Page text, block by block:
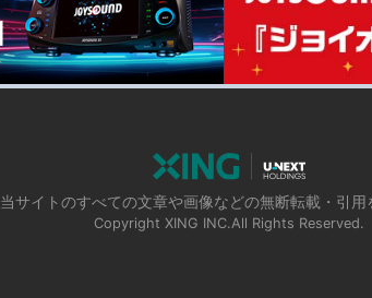
当サイトのすべての文章や画像などの無断転載・引用
Copyright XING INC.All Rights Reserved.